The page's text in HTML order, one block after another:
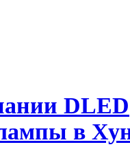
DLED
в